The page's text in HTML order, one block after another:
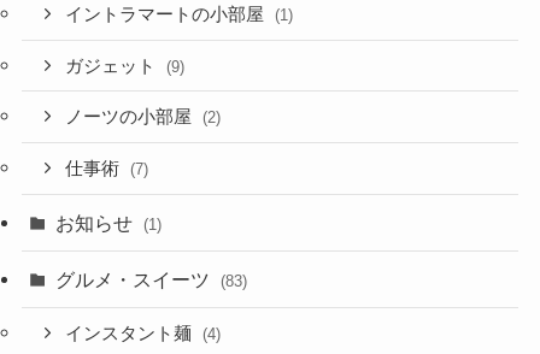
イントラマートの小部屋 (1)
ガジェット (9)
ノーツの小部屋 (2)
仕事術 (7)
お知らせ (1)
グルメ・スイーツ (83)
インスタント麺 (4)